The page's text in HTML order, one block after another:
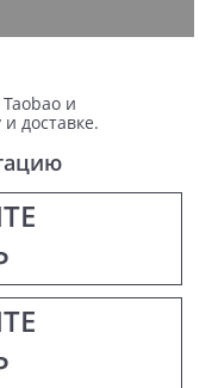
и
доставке.